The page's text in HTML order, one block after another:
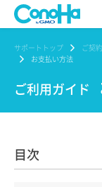
サポートトップ ご契
お支払い方法
ご利用ガイド
目次